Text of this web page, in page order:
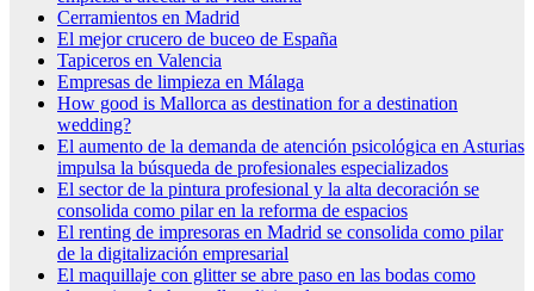
Cerramientos en Madrid
El mejor crucero de buceo de España
Tapiceros en Valencia
Empresas de limpieza en Málaga
How good is Mallorca as destination for a destination
wedding?
El aumento de la demanda de atención psicológica en Asturias
impulsa la búsqueda de profesionales especializados
El sector de la pintura profesional y la alta decoración se
consolida como pilar en la reforma de espacios
El renting de impresoras en Madrid se consolida como pilar
de la digitalización empresarial
El maquillaje con glitter se abre paso en las bodas como